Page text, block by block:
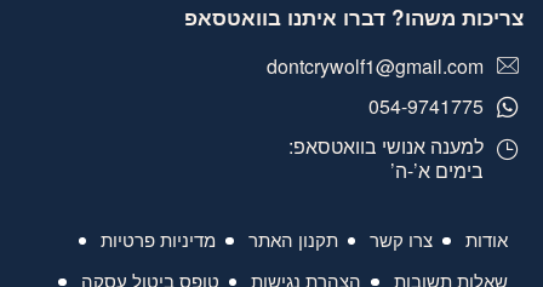
אודות צרו קשר תקנון האתר
מדיניות פרטיות
שאלות תשובות
הצהרת נגישות טופס ביטול עסקה
צריכות משהו? דברו איתנו בוואטסאפ
dontcrywolf1@gmail.com
054-9741775
למענה אנושי בוואטסאפ:
בימים א’-ה’